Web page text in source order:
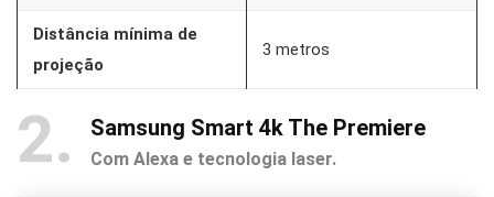
Distância mínima de
projeção
3 metros
2 Samsung Smart 4k The Premiere
Com Alexa e tecnologia laser.